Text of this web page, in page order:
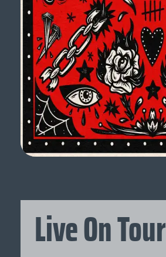
Live On Tour